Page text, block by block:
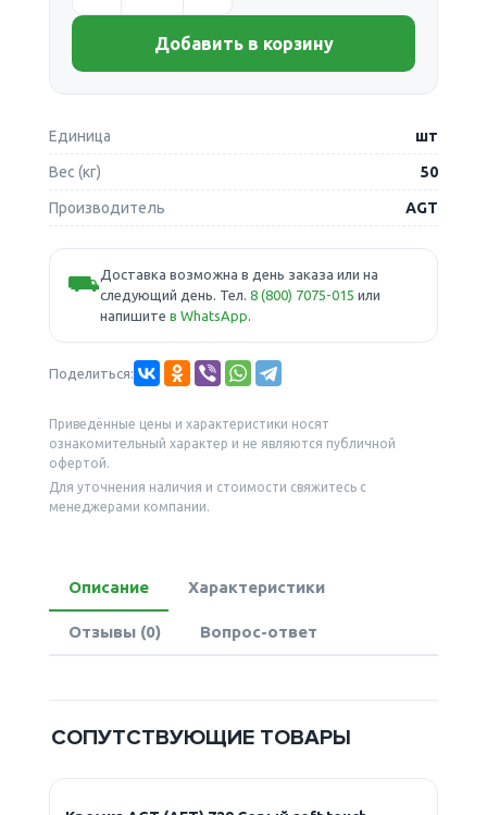
Добавить в корзину
Единица шт
Вес (кг) 50
Производитель AGT
⛟Доставка возможна в день заказа или на
следующий день. Тел. 8 (800) 7075-015 или
напишите в WhatsApp.
Поделиться:
Приведённые цены и характеристики носят
ознакомительный характер и не являются публичной
офертой.
Для уточнения наличия и стоимости свяжитесь с
менеджерами компании.
Описание Характеристики
Отзывы (0) Вопрос-ответ
СОПУТСТВУЮЩИЕ ТОВАРЫ